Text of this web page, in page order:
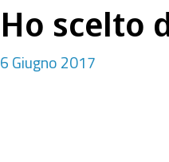
Ho scelto
6 Giugno 2017